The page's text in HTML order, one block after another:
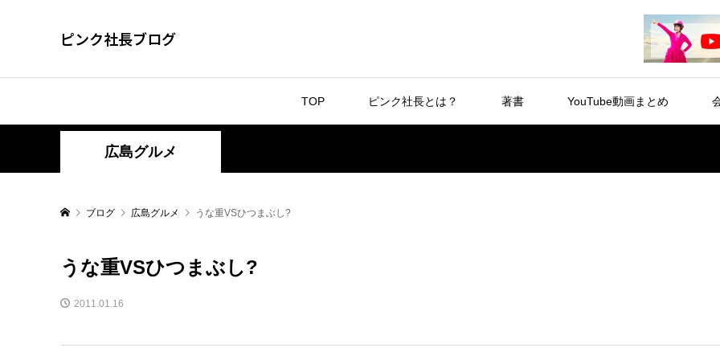
ピンク社長ブログ
TOP ピンク社長とは？ 著書 YouTube動画まとめ
広島グルメ
ブログ 広島グルメ うな重VSひつまぶし?
うな重VSひつまぶし?
2011.01.16